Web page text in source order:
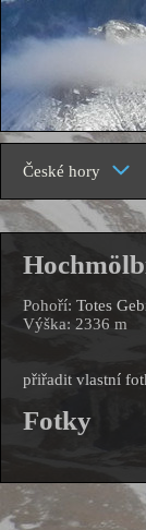
České hory
Pohoří: Totes
Výška: 2336 m
přiřadit vlastní
Fotky